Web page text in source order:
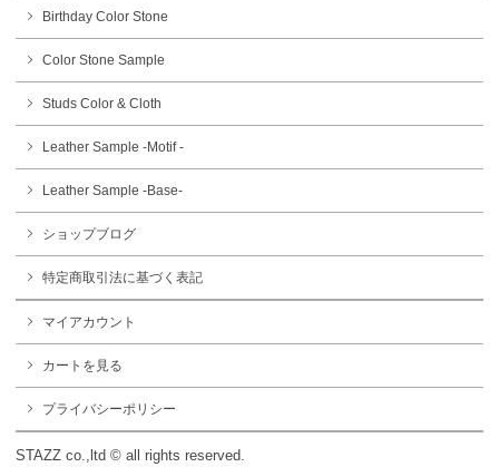
Birthday Color Stone
Color Stone Sample
Studs Color & Cloth
Leather Sample -Motif -
Leather Sample -Base-
ショップブログ
特定商取引法に基づく表記
マイアカウント
カートを見る
プライバシーポリシー
STAZZ co.,ltd © all rights reserved.